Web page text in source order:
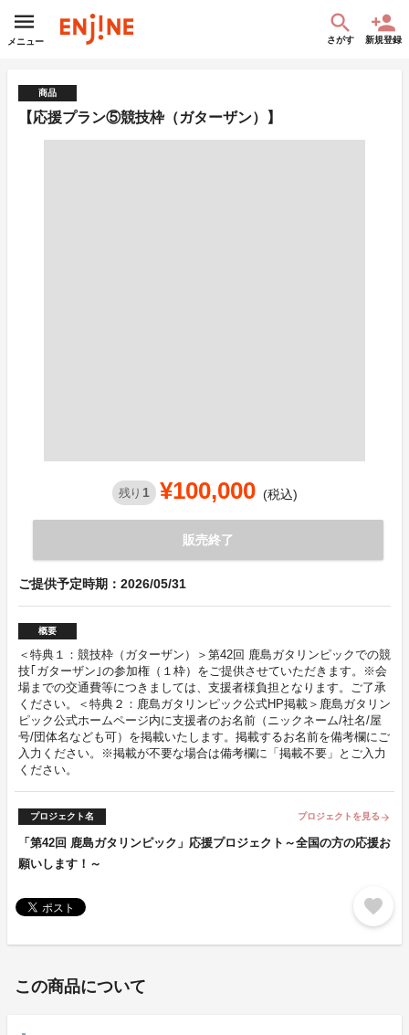
メニュー さがす 新規登録
商品
【応援プラン⑤競技枠（ガターザン）】
残り 1 ¥100,000 (税込)
販売終了
ご提供予定時期：2026/05/31
概要
＜特典１：競技枠（ガターザン）＞第42回 鹿島ガタリンピックでの競
技｢ガターザン｣の参加権（１枠）をご提供させていただきます。※会
場までの交通費等につきましては、支援者様負担となります。ご了承
ください。＜特典２：鹿島ガタリンピック公式HP掲載＞鹿島ガタリン
ピック公式ホームページ内に支援者のお名前（ニックネーム/社名/屋
号/団体名なども可）を掲載いたします。掲載するお名前を備考欄にご
入力ください。※掲載が不要な場合は備考欄に「掲載不要」とご入力
ください。
プロジェクト名 プロジェクトを見る arrow_forward
「第42回 鹿島ガタリンピック」応援プロジェクト～全国の方の応援お
願いします！～
favorite
この商品について